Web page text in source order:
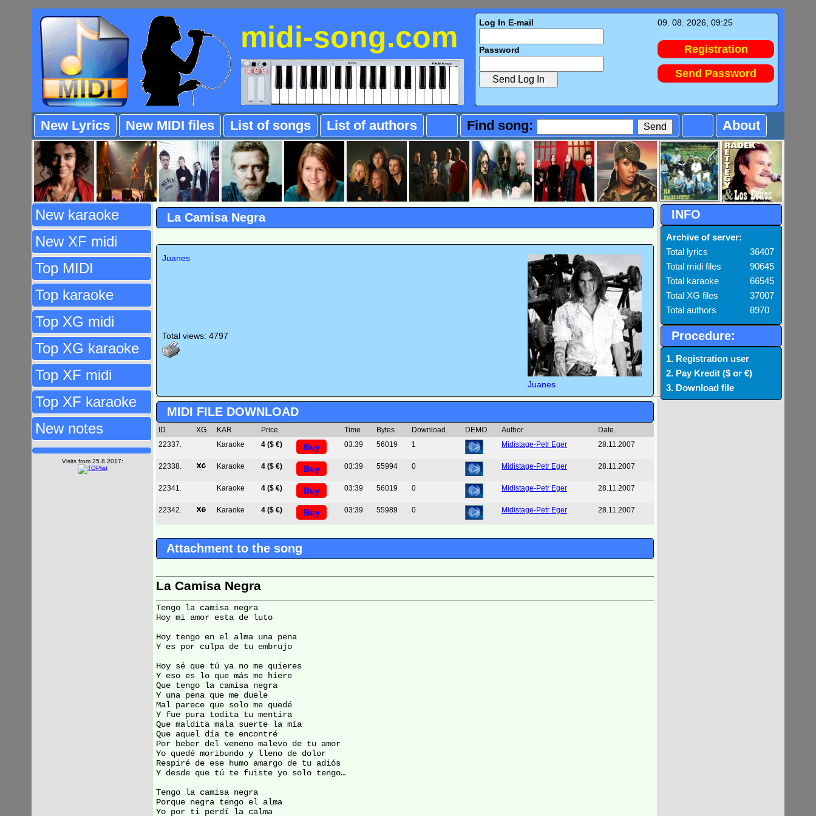
midi-song.com Log In E-mail
Password
09. 08. 2026, 09:25
Registration
Send Password
New Lyrics New MIDI files List of songs List of authors Find song: About
New karaoke
New XF midi
Top MIDI
Top karaoke
Top XG midi
Top XG karaoke
Top XF midi
Top XF karaoke
New notes
Visits from 25.8.2017:
La Camisa Negra
Juanes
Juanes
Total views: 4797
MIDI FILE DOWNLOAD
ID XG KAR Price Time Bytes Download DEMO Author
Date
22337.
Karaoke 4 ($ €) Buy 03:39 56019 1 Midistage-Petr Eger 28.11.2007
22338. Karaoke 4 ($ €) Buy 03:39 55994 0 Midistage-Petr Eger 28.11.2007
22341. Karaoke 4 ($ €) Buy 03:39 56019 0 Midistage-Petr Eger 28.11.2007
22342. Karaoke 4 ($ €) Buy 03:39 55989 0 Midistage-Petr Eger 28.11.2007
Attachment to the song
La Camisa Negra
Tengo la camisa negra
Hoy mi amor esta de luto
Hoy tengo en el alma una pena
Y es por culpa de tu embrujo
Hoy sé que tú ya no me quieres
Y eso es lo que más me hiere
Que tengo la camisa negra
Y una pena que me duele
Mal parece que solo me quedé
Y fue pura todita tu mentira
Que maldita mala suerte la mía
Que aquel día te encontré
Por beber del veneno malevo de tu amor
Yo quedé moribundo y lleno de dolor
Respiré de ese humo amargo de tu adiós
Y desde que tú te fuiste yo solo tengo…
Tengo la camisa negra
Porque negra tengo el alma
Yo por ti perdí la calma
INFO
Archive of server:
Total lyrics
36407
Total midi files
90645
Total karaoke
66545
Total XG files
37007
Total authors
8970
Procedure:
1. Registration user
2. Pay Kredit ($ or €)
3. Download file